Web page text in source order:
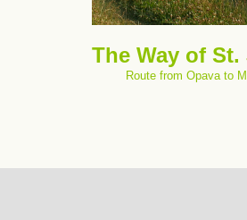
The Way of St.
Route from Opava to